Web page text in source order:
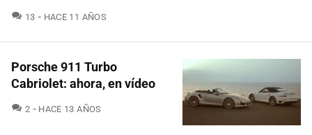
13 COMENTARIOS
HACE 11 AÑOS
Porsche 911 Turbo
Cabriolet: ahora, en vídeo
2 COMENTARIOS
HACE 13 AÑOS